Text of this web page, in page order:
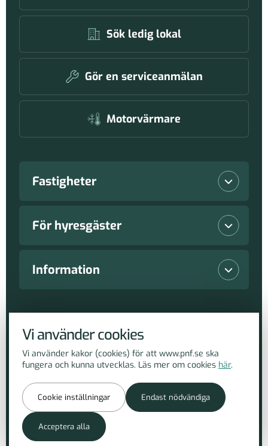
Sök ledig lokal
Gör en serviceanmälan
Motorvärmare
Fastigheter
Lediga lokaler
Hållbarhetsarbete
För hyresgäster
Vanliga frågor
Lediga lokaler
Information
Kontakt
Inköp
Hantera cookies
Tillbaka till toppen
Vi använder cookies
Vi använder kakor (cookies) för att www.pnf.se ska
fungera och kunna utvecklas. Läs mer om cookies här.
Cookie inställningar Endast nödvändiga
Acceptera alla